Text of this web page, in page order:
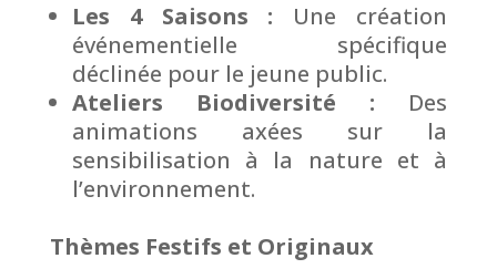
Les 4 Saisons : Une création
événementielle spécifique
déclinée pour le jeune public.
Ateliers Biodiversité : Des
animations axées sur la
sensibilisation à la nature et à
l’environnement.
Thèmes Festifs et Originaux